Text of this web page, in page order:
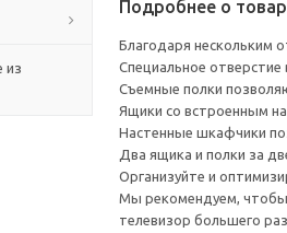
из
Подробнее о
Благодаря нескольким
Специальное
Съемные полки
Ящики со встроенным
Настенные шкафчики
Два ящика и полки за
Организуйте и
Мы рекомендуем, чтобы
телевизор большего